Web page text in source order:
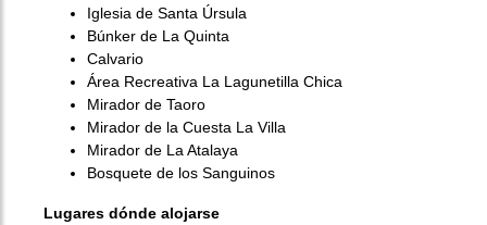
Iglesia de Santa Úrsula
Búnker de La Quinta
Calvario
Área Recreativa La Lagunetilla Chica
Mirador de Taoro
Mirador de la Cuesta La Villa
Mirador de La Atalaya
Bosquete de los Sanguinos
Lugares dónde alojarse